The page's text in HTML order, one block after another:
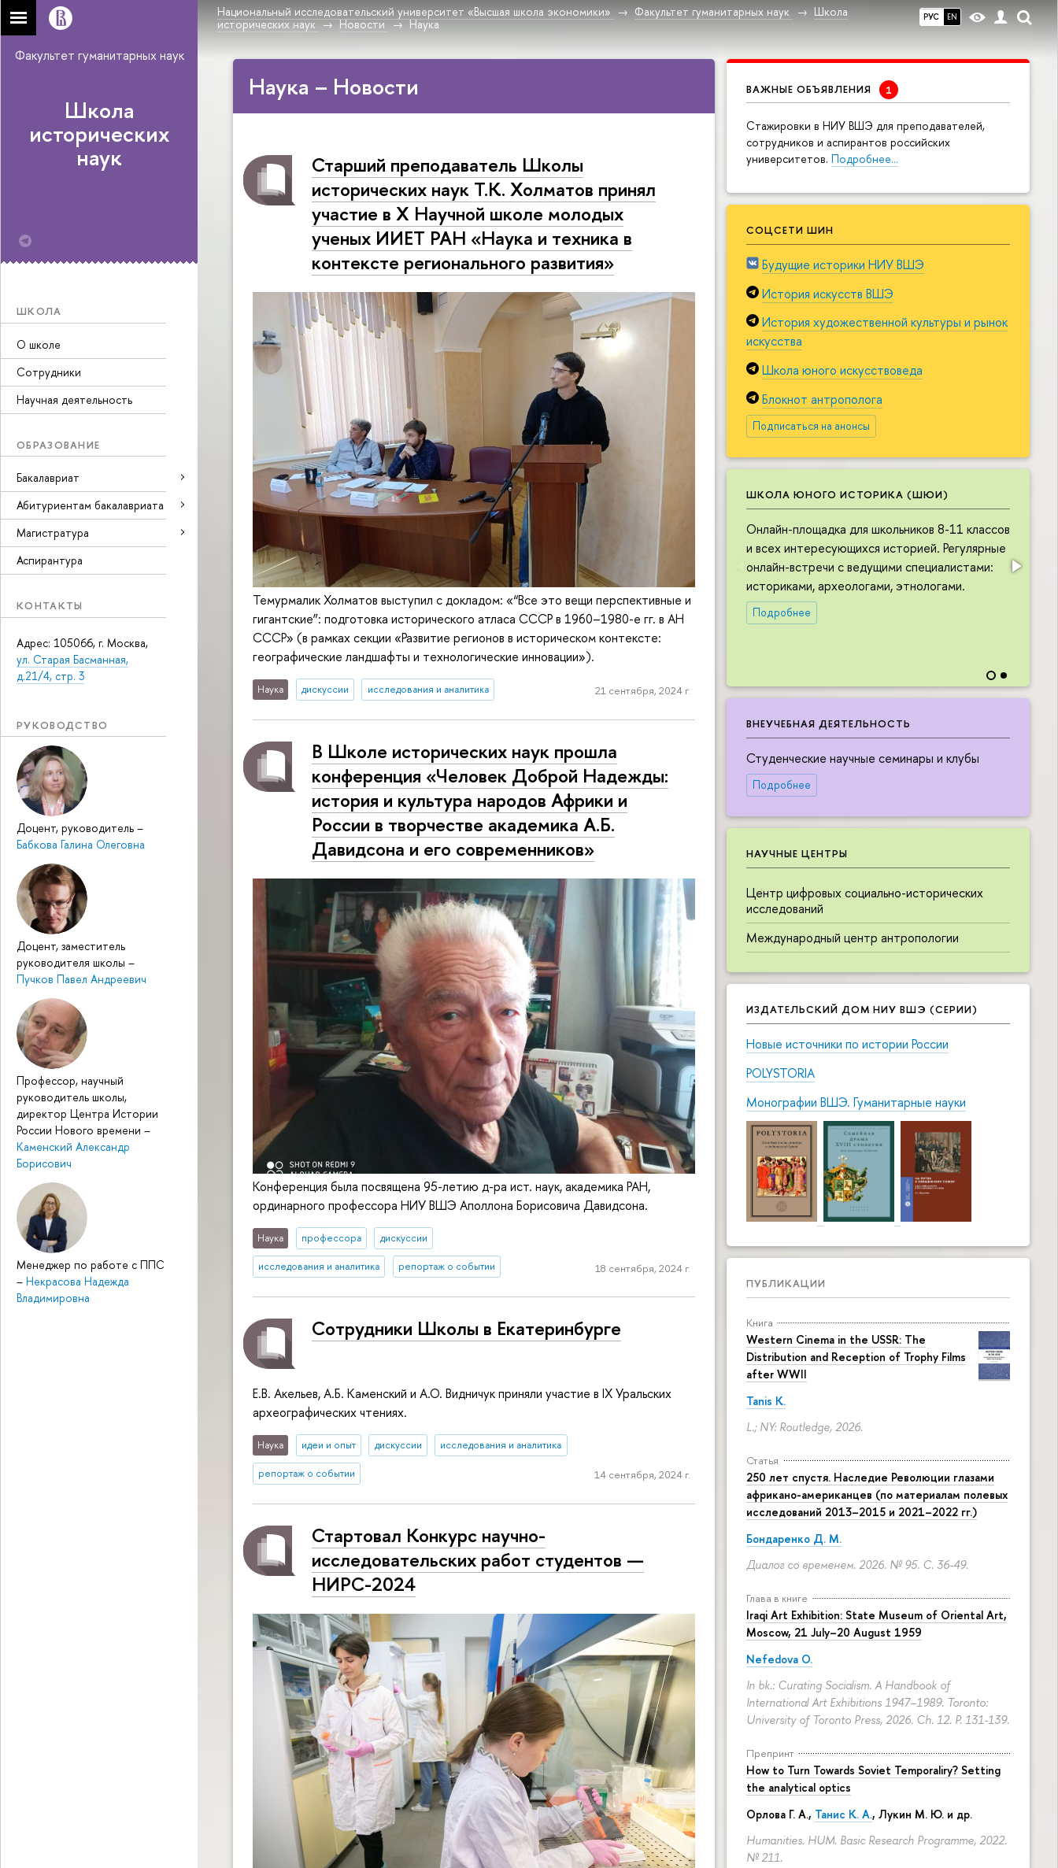
РУС EN
Национальный исследовательский университет «Высшая школа экономики» Факультет гуманитарных наук
Школа
исторических наук
Новости Наука
Факультет гуманитарных наук
Школа
исторических
наук
ШКОЛА
О школе
Сотрудники
Научная деятельность
ОБРАЗОВАНИЕ
Бакалавриат
Абитуриентам бакалавриата
Магистратура
Аспирантура
КОНТАКТЫ
Адрес: 105066, г. Москва,
ул. Старая Басманная,
д.21/4, стр. 3
РУКОВОДСТВО
Доцент, руководитель –
Бабкова Галина Олеговна
Доцент, заместитель
руководителя школы –
Пучков Павел Андреевич
Профессор, научный
руководитель школы,
директор Центра Истории
России Нового времени –
Каменский Александр
Борисович
Менеджер по работе с ППС
– Некрасова Надежда
Владимировна
ВАЖНЫЕ ОБЪЯВЛЕНИЯ
Cтажировки в НИУ ВШЭ для преподавателей,
сотрудников и аспирантов российских
университетов. Подробнее…
СОЦСЕТИ ШИН
Будущие историки НИУ ВШЭ
История искусств ВШЭ
История художественной культуры и рынок
искусства
Школа юного искусствоведа
Блокнот антрополога
Подписаться на анонсы
ШКОЛА ЮНОГО ИСТОРИКА (ШЮИ)
Онлайн-площадка для школьников 8-11 классов
и всех интересующихся историей. Регулярные
онлайн-встречи с ведущими специалистами:
историками, археологами, этнологами.
Подробнее
ВНЕУЧЕБНАЯ ДЕЯТЕЛЬНОСТЬ
Студенческие научные семинары и клубы
Подробнее
НАУЧНЫЕ ЦЕНТРЫ
Центр цифровых социально-исторических
исследований
Международный центр антропологии
ИЗДАТЕЛЬСКИЙ ДОМ НИУ ВШЭ (СЕРИИ)
Новые источники по истории России
POLYSTORIA
Монографии ВШЭ. Гуманитарные науки
ПУБЛИКАЦИИ
Книга
Western Cinema in the USSR: The
Distribution and Reception of Trophy Films
after WWII
Tanis K.
L.; NY: Routledge, 2026.
Статья
250 лет спустя. Наследие Революции глазами
африкано-американцев (по материалам полевых
исследований 2013–2015 и 2021–2022 гг.)
Бондаренко Д. М.
Диалог со временем. 2026. № 95. С. 36-49.
Глава в книге
Iraqi Art Exhibition: State Museum of Oriental Art,
Moscow, 21 July–20 August 1959
Nefedova O.
In bk.: Curating Socialism. A Handbook of
International Art Exhibitions 1947–1989. Toronto:
University of Toronto Press, 2026. Ch. 12. P. 131-139.
Препринт
How to Turn Towards Soviet Temporaliry? Setting
the analytical optics
Орлова Г. А., Танис К. А., Лукин М. Ю. и др.
Humanities. HUM. Basic Research Programme, 2022.
№ 211.
Наука – Новости
Старший преподаватель Школы
исторических наук Т.К. Холматов принял
участие в Х Научной школе молодых
ученых ИИЕТ РАН «Наука и техника в
контексте регионального развития»
Темурмалик Холматов выступил с докладом: «“Все это вещи перспективные и
гигантские”: подготовка исторического атласа СССР в 1960–1980-е гг. в АН
СССР» (в рамках секции «Развитие регионов в историческом контексте:
географические ландшафты и технологические инновации»).
Наука дискуссии исследования и аналитика 21 сентября, 2024 г.
В Школе исторических наук прошла
конференция «Человек Доброй Надежды:
история и культура народов Африки и
России в творчестве академика А.Б.
Давидсона и его современников»
Конференция была посвящена 95-летию д-ра ист. наук, академика РАН,
ординарного профессора НИУ ВШЭ Аполлона Борисовича Давидсона.
Наука профессора дискуссии
исследования и аналитика репортаж о событии 18 сентября, 2024 г.
Сотрудники Школы в Екатеринбурге
Е.В. Акельев, А.Б. Каменский и А.О. Видничук приняли участие в IX Уральских
археографических чтениях.
Наука идеи и опыт дискуссии исследования и аналитика
репортаж о событии 14 сентября, 2024 г.
Стартовал Конкурс научно-
исследовательских работ студентов —
НИРС-2024